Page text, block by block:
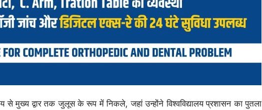
से मुख्य द्वार तक जुलूस के रूप में निकले, जहां उन्होंने विश्वविद्यालय प्रशासन का पुतला